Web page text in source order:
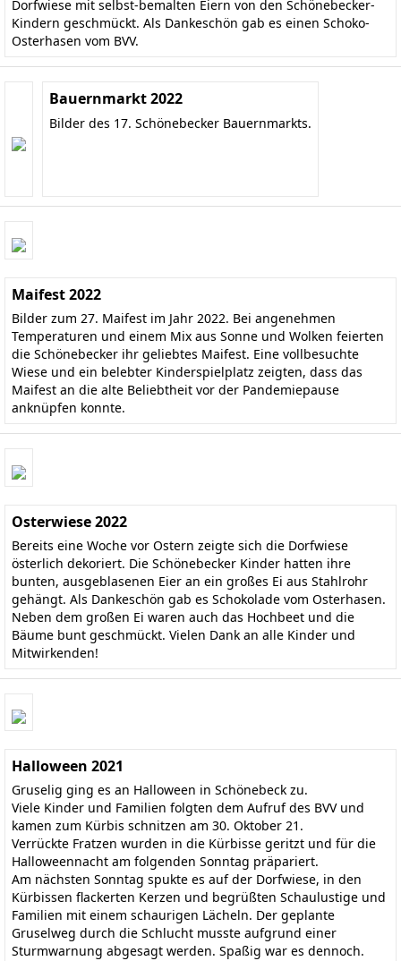
Dorfwiese mit selbst-bemalten Eiern von den Schönebecker-
Kindern geschmückt. Als Dankeschön gab es einen Schoko-
Osterhasen vom BVV.
Bauernmarkt 2022
Bilder des 17. Schönebecker Bauernmarkts.
Maifest 2022
Bilder zum 27. Maifest im Jahr 2022. Bei angenehmen
Temperaturen und einem Mix aus Sonne und Wolken feierten
die Schönebecker ihr geliebtes Maifest. Eine vollbesuchte
Wiese und ein belebter Kinderspielplatz zeigten, dass das
Maifest an die alte Beliebtheit vor der Pandemiepause
anknüpfen konnte.
Osterwiese 2022
Bereits eine Woche vor Ostern zeigte sich die Dorfwiese
österlich dekoriert. Die Schönebecker Kinder hatten ihre
bunten, ausgeblasenen Eier an ein großes Ei aus Stahlrohr
gehängt. Als Dankeschön gab es Schokolade vom Osterhasen.
Neben dem großen Ei waren auch das Hochbeet und die
Bäume bunt geschmückt. Vielen Dank an alle Kinder und
Mitwirkenden!
Halloween 2021
Gruselig ging es an Halloween in Schönebeck zu.
Viele Kinder und Familien folgten dem Aufruf des BVV und
kamen zum Kürbis schnitzen am 30. Oktober 21.
Verrückte Fratzen wurden in die Kürbisse geritzt und für die
Halloweennacht am folgenden Sonntag präpariert.
Am nächsten Sonntag spukte es auf der Dorfwiese, in den
Kürbissen flackerten Kerzen und begrüßten Schaulustige und
Familien mit einem schaurigen Lächeln. Der geplante
Gruselweg durch die Schlucht musste aufgrund einer
Sturmwarnung abgesagt werden. Spaßig war es dennoch.